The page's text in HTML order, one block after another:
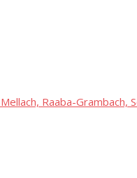
Raaba-Grambach,